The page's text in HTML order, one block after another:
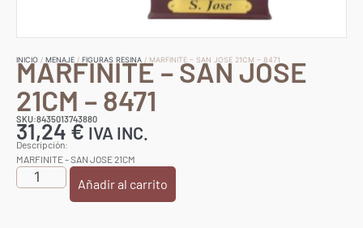
INICIO / MENAJE / FIGURAS RESINA / MARFINITE – SAN JOSE 21CM – 8471
MARFINITE – SAN JOSE
21CM – 8471
SKU:8435013743880
31,24€ IVA INC.
Descripción:
MARFINITE – SAN JOSE 21CM
Añadir al carrito